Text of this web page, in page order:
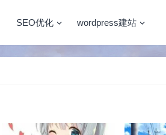
SEO优化 wordpress建站